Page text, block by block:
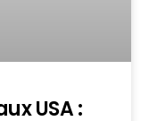
USA :